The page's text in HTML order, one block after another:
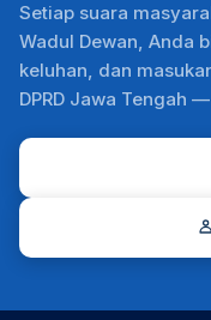
Setiap suara
Wadul Dewan, Anda
keluhan, dan
DPRD Jawa Tengah